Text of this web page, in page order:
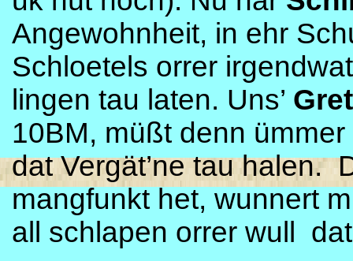
Angewohnheit, in ehr
Schloetels orrer
lingen tau laten. Uns’
10BM, müßt denn
dat Vergät’ne tau halen.
mangfunkt het, wunnert
all schlapen orrer wull